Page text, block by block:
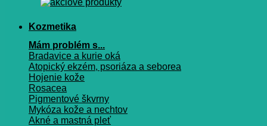
Kozmetika
Mám problém s...
Bradavice a kurie oká
Atopický ekzém, psoriáza a seborea
Hojenie kože
Rosacea
Pigmentové škvrny
Mykóza kože a nechtov
Akné a mastná pleť